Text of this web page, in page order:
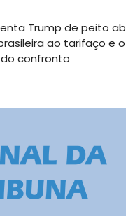
Trump de peito
ao tarifaço e
confronto